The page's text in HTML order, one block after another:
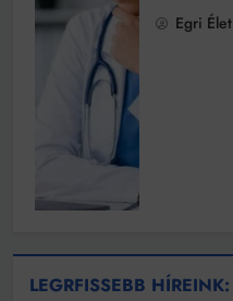
Egri Élet
LEGRFISSEBB HÍREINK: